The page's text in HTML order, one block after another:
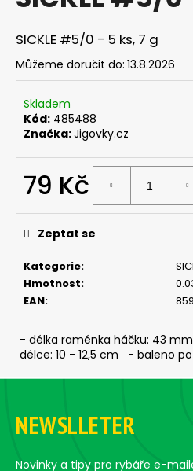
z
5
hvězdiček.
SICKLE #5/0 - 5 ks, 7 g
Můžeme doručit do: 13.8.2026
Skladem
Kód: 485488
Značka:Jigovky.cz
79 Kč
cena:
Kategorie:
Hmotnost:
EAN:
Zeptat se
- délka raménka háčku: 43
délce: 10 - 12,5 cm - baleno po
j
í
t
?
HLEDAT
o
p
o
u
č
m
e
Z
NEWSLLETER
Novinky a tipy pro rybáře e-